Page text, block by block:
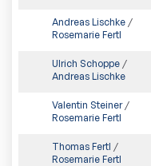
Andreas Lischke /
Rosemarie Fertl
Ulrich Schoppe /
Andreas Lischke
Valentin Steiner/
Rosemarie Fertl
Thomas Fertl /
Rosemarie Fertl